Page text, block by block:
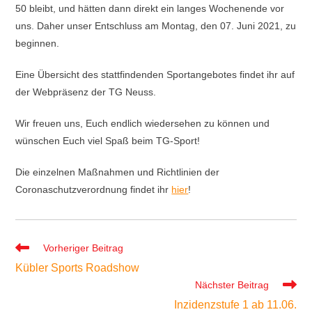
50 bleibt, und hätten dann direkt ein langes Wochenende vor
uns. Daher unser Entschluss am Montag, den 07. Juni 2021, zu
beginnen.
Eine Übersicht des stattfindenden Sportangebotes findet ihr auf
der Webpräsenz der TG Neuss.
Wir freuen uns, Euch endlich wiedersehen zu können und
wünschen Euch viel Spaß beim TG-Sport!
Die einzelnen Maßnahmen und Richtlinien der
Coronaschutzverordnung findet ihr hier!
Weitere
ansehen
Vorheriger Beitrag
Kübler Sports Roadshow
Nächster Beitrag
Inzidenzstufe 1 ab 11.06.